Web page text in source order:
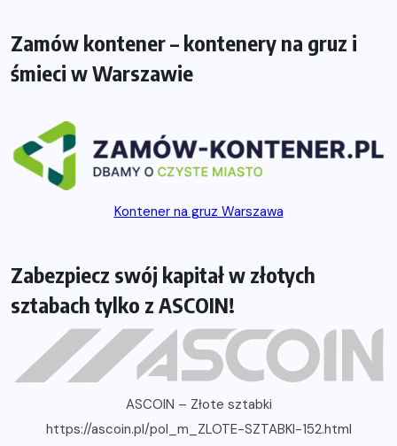
Zamów kontener – kontenery na gruz i
śmieci w Warszawie
Kontener na gruz Warszawa
Zabezpiecz swój kapitał w złotych
sztabach tylko z ASCOIN!
ASCOIN – Złote sztabki
https://ascoin.pl/pol_m_ZLOTE-SZTABKI-152.html